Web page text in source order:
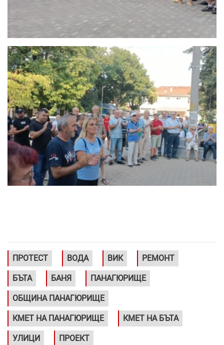
ПРОТЕСТ ВОДА ВИК РЕМОНТ
БЪТА БАНЯ ПАНАГЮРИЩЕ
ОБЩИНА ПАНАГЮРИЩЕ
КМЕТ НА ПАНАГЮРИЩЕ КМЕТ НА БЪТА
УЛИЦИ ПРОЕКТ